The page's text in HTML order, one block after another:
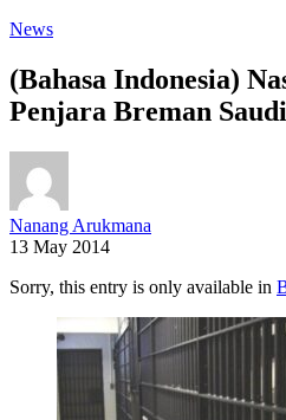
News
(Bahasa Indonesia)
Penjara Breman Saudi
Nanang Arukmana
13 May 2014
Sorry, this entry is only available in